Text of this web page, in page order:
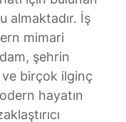
almaktadır. İş
mimari
şehrin
birçok ilginç
hayatın